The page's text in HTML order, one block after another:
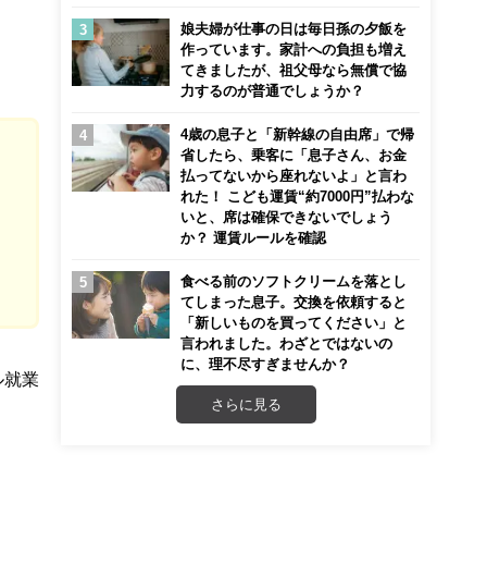
就業
娘夫婦が仕事の日は毎日孫の夕飯を
作っています。家計への負担も増え
てきましたが、祖父母なら無償で協
力するのが普通でしょうか？
4歳の息子と「新幹線の自由席」で帰
省したら、乗客に「息子さん、お金
払ってないから座れないよ」と言わ
れた！ こども運賃“約7000円”払わな
いと、席は確保できないでしょう
か？ 運賃ルールを確認
食べる前のソフトクリームを落とし
てしまった息子。交換を依頼すると
「新しいものを買ってください」と
言われました。わざとではないの
に、理不尽すぎませんか？
さらに見る